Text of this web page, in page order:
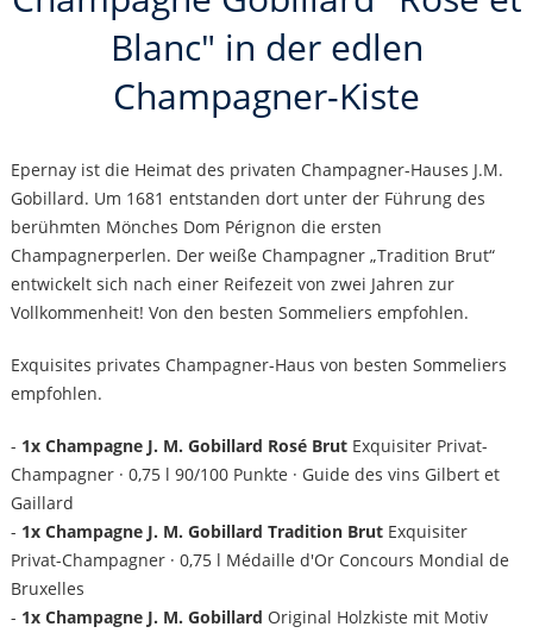
Blanc" in der edlen
Champagner-Kiste
Epernay ist die Heimat des privaten Champagner-Hauses J.M.
Gobillard. Um 1681 entstanden dort unter der Führung des
berühmten Mönches Dom Pérignon die ersten
Champagnerperlen. Der weiße Champagner „Tradition Brut“
entwickelt sich nach einer Reifezeit von zwei Jahren zur
Vollkommenheit! Von den besten Sommeliers empfohlen.
Exquisites privates Champagner-Haus von besten Sommeliers
empfohlen.
- 1x Champagne J. M. Gobillard Rosé BrutExquisiter Privat-
Champagner · 0,75 l 90/100 Punkte · Guide des vins Gilbert et
Gaillard
- 1x Champagne J. M. Gobillard Tradition BrutExquisiter
Privat-Champagner · 0,75 l Médaille d'Or Concours Mondial de
Bruxelles
- 1x Champagne J. M. Gobillard Original Holzkiste mit Motiv